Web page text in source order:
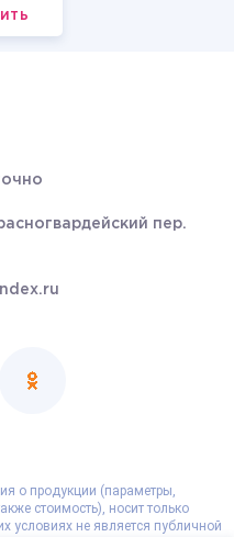
пер.
о продукции (параметры,
стоимость), носит только
условиях не является публичной